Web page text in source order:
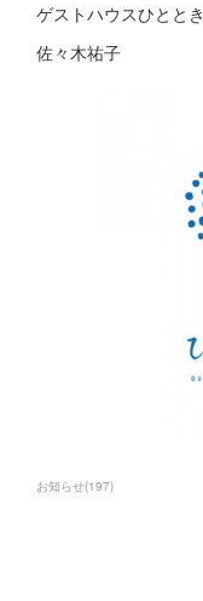
ゲストハウスひととき
佐々木祐子
お知らせ(197)